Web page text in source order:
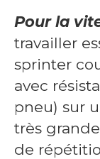
Pour la
travailler
sprinter
avec
pneu) sur
très
de